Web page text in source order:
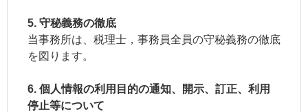
5. 守秘義務の徹底
当事務所は、税理士，事務員全員の守秘義務の徹底
を図ります。
6. 個人情報の利用目的の通知、開示、訂正、利用
停止等について